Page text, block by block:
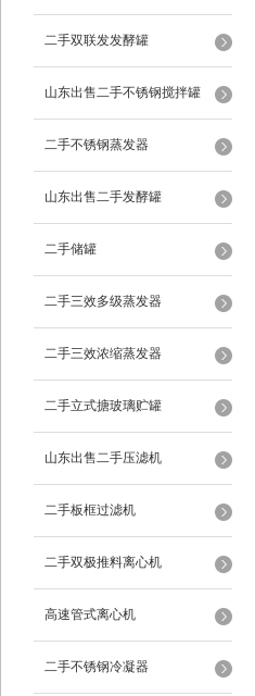
二手双联发发酵罐
山东出售二手不锈钢搅拌罐
二手不锈钢蒸发器
山东出售二手发酵罐
二手储罐
二手三效多级蒸发器
二手三效浓缩蒸发器
二手立式搪玻璃贮罐
山东出售二手压滤机
二手板框过滤机
二手双极推料离心机
高速管式离心机
二手不锈钢冷凝器